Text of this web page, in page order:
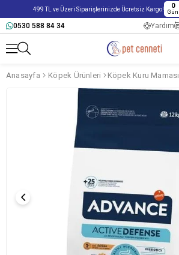
499 TL ve Üzeri Siparişlerinizde Ücretsiz Kargo! 0
Gün
0530 588 84 34 Yardım
Anasayfa Köpek Ürünleri Köpek Kuru Maması